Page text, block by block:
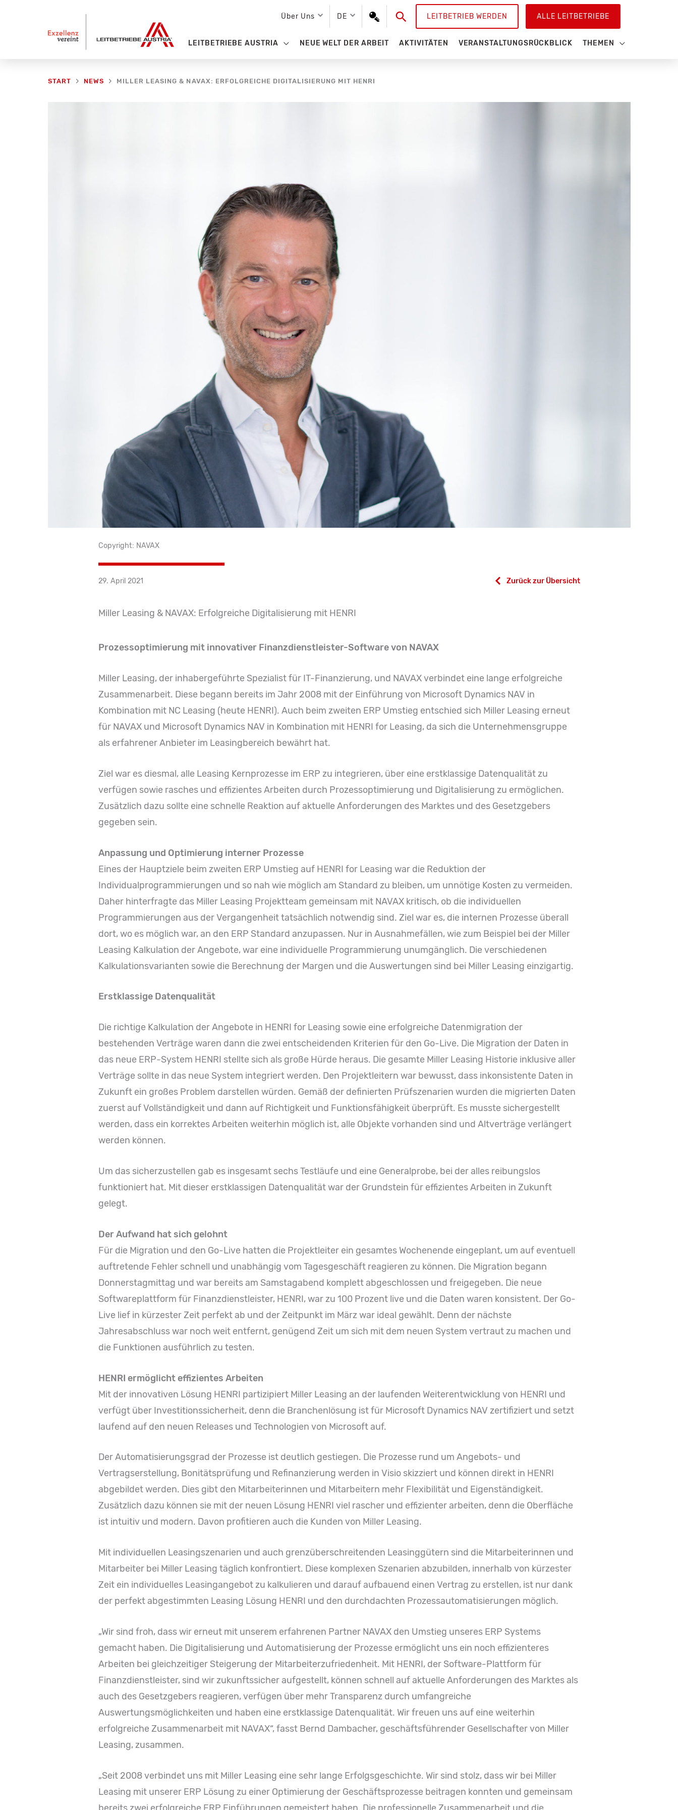
Über Uns DE SuchenLEITBETRIEB WERDEN ALLE LEITBETRIEBE
LEITBETRIEBE AUSTRIA NEUE WELT DER ARBEIT AKTIVITÄTEN VERANSTALTUNGSRÜCKBLICK THEMEN
START NEWS MILLER LEASING & NAVAX: ERFOLGREICHE DIGITALISIERUNG MIT HENRI
Copyright: NAVAX
29. April 2021 Zurück zur Übersicht
Miller Leasing & NAVAX: Erfolgreiche Digitalisierung mit HENRI
Prozessoptimierung mit innovativer Finanzdienstleister-Software von NAVAX
Miller Leasing, der inhabergeführte Spezialist für IT-Finanzierung, und NAVAX verbindet eine lange erfolgreiche
Zusammenarbeit. Diese begann bereits im Jahr 2008 mit der Einführung von Microsoft Dynamics NAV in
Kombination mit NC Leasing (heute HENRI). Auch beim zweiten ERP Umstieg entschied sich Miller Leasing erneut
für NAVAX und Microsoft Dynamics NAV in Kombination mit HENRI for Leasing, da sich die Unternehmensgruppe
als erfahrener Anbieter im Leasingbereich bewährt hat.
Ziel war es diesmal, alle Leasing Kernprozesse im ERP zu integrieren, über eine erstklassige Datenqualität zu
verfügen sowie rasches und effizientes Arbeiten durch Prozessoptimierung und Digitalisierung zu ermöglichen.
Zusätzlich dazu sollte eine schnelle Reaktion auf aktuelle Anforderungen des Marktes und des Gesetzgebers
gegeben sein.
Anpassung und Optimierung interner Prozesse
Eines der Hauptziele beim zweiten ERP Umstieg auf HENRI for Leasing war die Reduktion der
Individualprogrammierungen und so nah wie möglich am Standard zu bleiben, um unnötige Kosten zu vermeiden.
Daher hinterfragte das Miller Leasing Projektteam gemeinsam mit NAVAX kritisch, ob die individuellen
Programmierungen aus der Vergangenheit tatsächlich notwendig sind. Ziel war es, die internen Prozesse überall
dort, wo es möglich war, an den ERP Standard anzupassen. Nur in Ausnahmefällen, wie zum Beispiel bei der Miller
Leasing Kalkulation der Angebote, war eine individuelle Programmierung unumgänglich. Die verschiedenen
Kalkulationsvarianten sowie die Berechnung der Margen und die Auswertungen sind bei Miller Leasing einzigartig.
Erstklassige Datenqualität
Die richtige Kalkulation der Angebote in HENRI for Leasing sowie eine erfolgreiche Datenmigration der
bestehenden Verträge waren dann die zwei entscheidenden Kriterien für den Go-Live. Die Migration der Daten in
das neue ERP-System HENRI stellte sich als große Hürde heraus. Die gesamte Miller Leasing Historie inklusive aller
Verträge sollte in das neue System integriert werden. Den Projektleitern war bewusst, dass inkonsistente Daten in
Zukunft ein großes Problem darstellen würden. Gemäß der definierten Prüfszenarien wurden die migrierten Daten
zuerst auf Vollständigkeit und dann auf Richtigkeit und Funktionsfähigkeit überprüft. Es musste sichergestellt
werden, dass ein korrektes Arbeiten weiterhin möglich ist, alle Objekte vorhanden sind und Altverträge verlängert
werden können.
Um das sicherzustellen gab es insgesamt sechs Testläufe und eine Generalprobe, bei der alles reibungslos
funktioniert hat. Mit dieser erstklassigen Datenqualität war der Grundstein für effizientes Arbeiten in Zukunft
gelegt.
Der Aufwand hat sich gelohnt
Für die Migration und den Go-Live hatten die Projektleiter ein gesamtes Wochenende eingeplant, um auf eventuell
auftretende Fehler schnell und unabhängig vom Tagesgeschäft reagieren zu können. Die Migration begann
Donnerstagmittag und war bereits am Samstagabend komplett abgeschlossen und freigegeben. Die neue
Softwareplattform für Finanzdienstleister, HENRI, war zu 100 Prozent live und die Daten waren konsistent. Der Go-
Live lief in kürzester Zeit perfekt ab und der Zeitpunkt im März war ideal gewählt. Denn der nächste
Jahresabschluss war noch weit entfernt, genügend Zeit um sich mit dem neuen System vertraut zu machen und
die Funktionen ausführlich zu testen.
HENRI ermöglicht effizientes Arbeiten
Mit der innovativen Lösung HENRI partizipiert Miller Leasing an der laufenden Weiterentwicklung von HENRI und
verfügt über Investitionssicherheit, denn die Branchenlösung ist für Microsoft Dynamics NAV zertifiziert und setzt
laufend auf den neuen Releases und Technologien von Microsoft auf.
Der Automatisierungsgrad der Prozesse ist deutlich gestiegen. Die Prozesse rund um Angebots- und
Vertragserstellung, Bonitätsprüfung und Refinanzierung werden in Visio skizziert und können direkt in HENRI
abgebildet werden. Dies gibt den Mitarbeiterinnen und Mitarbeitern mehr Flexibilität und Eigenständigkeit.
Zusätzlich dazu können sie mit der neuen Lösung HENRI viel rascher und effizienter arbeiten, denn die Oberfläche
ist intuitiv und modern. Davon profitieren auch die Kunden von Miller Leasing.
Mit individuellen Leasingszenarien und auch grenzüberschreitenden Leasinggütern sind die Mitarbeiterinnen und
Mitarbeiter bei Miller Leasing täglich konfrontiert. Diese komplexen Szenarien abzubilden, innerhalb von kürzester
Zeit ein individuelles Leasingangebot zu kalkulieren und darauf aufbauend einen Vertrag zu erstellen, ist nur dank
der perfekt abgestimmten Leasing Lösung HENRI und den durchdachten Prozessautomatisierungen möglich.
„Wir sind froh, dass wir erneut mit unserem erfahrenen Partner NAVAX den Umstieg unseres ERP Systems
gemacht haben. Die Digitalisierung und Automatisierung der Prozesse ermöglicht uns ein noch effizienteres
Arbeiten bei gleichzeitiger Steigerung der Mitarbeiterzufriedenheit. Mit HENRI, der Software-Plattform für
Finanzdienstleister, sind wir zukunftssicher aufgestellt, können schnell auf aktuelle Anforderungen des Marktes als
auch des Gesetzgebers reagieren, verfügen über mehr Transparenz durch umfangreiche
Auswertungsmöglichkeiten und haben eine erstklassige Datenqualität. Wir freuen uns auf eine weiterhin
erfolgreiche Zusammenarbeit mit NAVAX“, fasst Bernd Dambacher, geschäftsführender Gesellschafter von Miller
Leasing, zusammen.
„Seit 2008 verbindet uns mit Miller Leasing eine sehr lange Erfolgsgeschichte. Wir sind stolz, dass wir bei Miller
Leasing mit unserer ERP Lösung zu einer Optimierung der Geschäftsprozesse beitragen konnten und gemeinsam